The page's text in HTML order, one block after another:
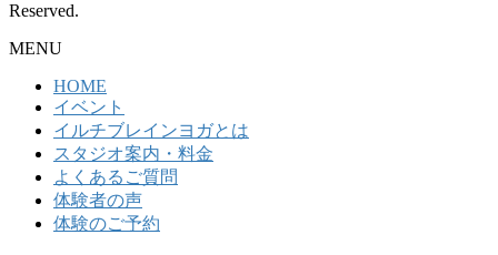
Reserved.
MENU
HOME
イベント
イルチブレインヨガとは
スタジオ案内・料金
よくあるご質問
体験者の声
体験のご予約